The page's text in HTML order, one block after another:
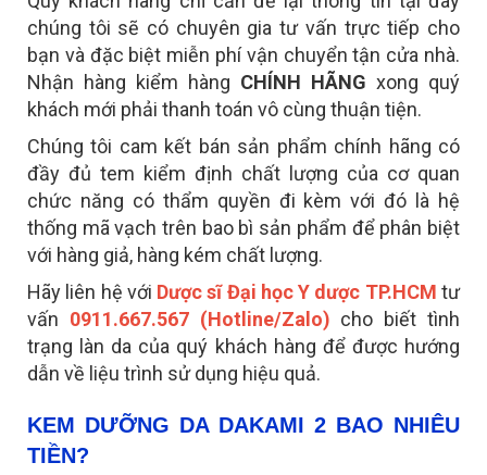
chúng tôi sẽ có chuyên gia tư vấn trực tiếp cho
bạn và đặc biệt miễn phí vận chuyển tận cửa nhà.
Nhận hàng kiểm hàng CHÍNH HÃNG xong quý
khách mới phải thanh toán vô cùng thuận tiện.
Chúng tôi cam kết bán sản phẩm chính hãng có
đầy đủ tem kiểm định chất lượng của cơ quan
chức năng có thẩm quyền đi kèm với đó là hệ
thống mã vạch trên bao bì sản phẩm để phân biệt
với hàng giả, hàng kém chất lượng.
Hãy liên hệ với Dược sĩ Đại học Y dược TP.HCMtư
vấn 0911.667.567 (Hotline/Zalo) cho biết tình
trạng làn da của quý khách hàng để được hướng
dẫn về liệu trình sử dụng hiệu quả.
KEM DƯỠNG DA DAKAMI 2 BAO NHIÊU
TIỀN?